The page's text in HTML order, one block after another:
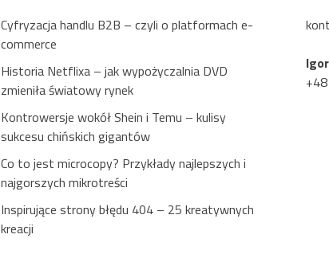
Cyfryzacja handlu B2B – czyli o platformach e-
commerce
Historia Netflixa – jak wypożyczalnia DVD
zmieniła światowy rynek
Kontrowersje wokół Shein i Temu – kulisy
sukcesu chińskich gigantów
Co to jest microcopy? Przykłady najlepszych i
najgorszych mikrotreści
Inspirujące strony błędu 404 – 25 kreatywnych
kreacji